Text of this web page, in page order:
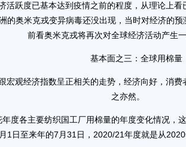
跃度已基本达到疫情之前的程度，从理论上看
的奥米克戎变异病毒还没出现，当时对经济的
前看奥米克戎将再次对全球经济活动产生一
基本面之三：全球用棉量
观经济指数呈正相关的走势，经济向好，消费
之亦然。
各主要纺织国工厂用棉量的年度变化情况，
1日至来年的7月31日，2020/21年度就是从